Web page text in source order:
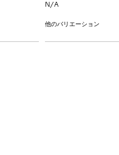
N/A
他のバリエーション